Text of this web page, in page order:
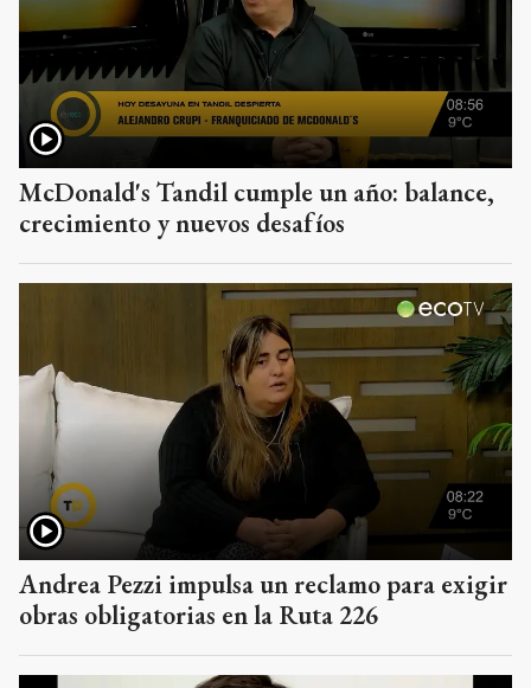
McDonald's Tandil cumple un año: balance,
crecimiento y nuevos desafíos
Andrea Pezzi impulsa un reclamo para exigir
obras obligatorias en la Ruta 226